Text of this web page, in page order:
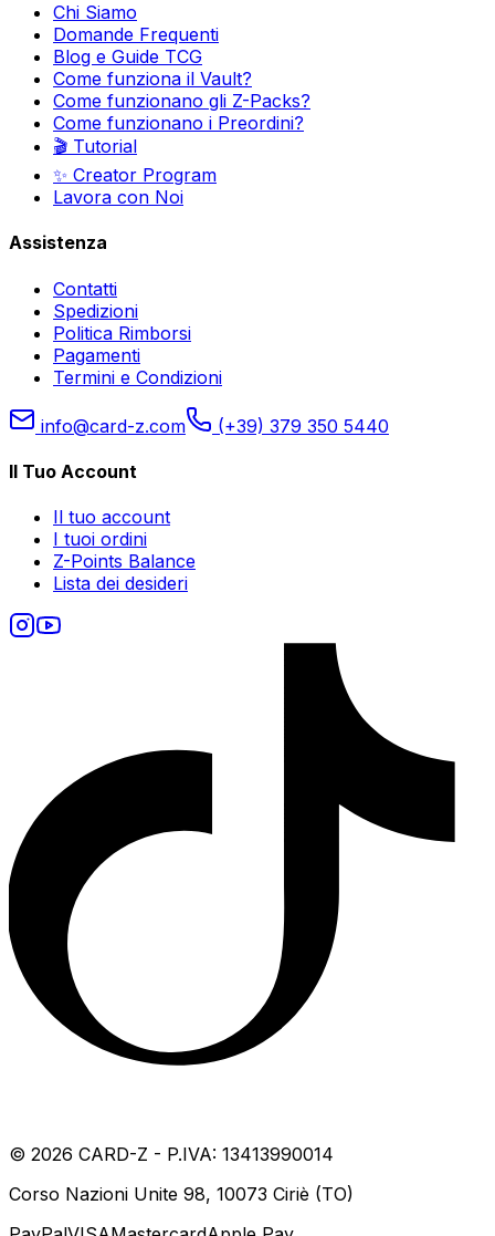
Chi Siamo
Domande Frequenti
Blog e Guide TCG
Come funziona il Vault?
Come funzionano gli Z-Packs?
Come funzionano i Preordini?
🎬 Tutorial
✨ Creator Program
Lavora con Noi
Assistenza
Contatti
Spedizioni
Politica Rimborsi
Pagamenti
Termini e Condizioni
info@card-z.com (+39) 379 350 5440
Il Tuo Account
Il tuo account
I tuoi ordini
Z-Points Balance
Lista dei desideri
© 2026 CARD-Z - P.IVA: 13413990014
Corso Nazioni Unite 98, 10073 Ciriè (TO)